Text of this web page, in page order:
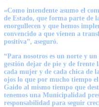
«Como intendente asumo el
de Estado, que forma parte de
enorgullecen y que hemos
convencido a que vienen a
positiva”, aseguró.
“Para nosotros es un norte y
gestión dejar de pie y de
cada mujer y de cada chica de
ojos lo que por mucho tiempo
Gaido al mismo tiempo que
tenemos una Municipalidad
responsabilidad para seguir